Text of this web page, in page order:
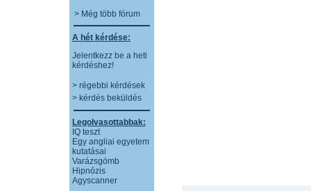
> Még több fórum
A hét kérdése:
Jelentkezz be a heti
kérdéshez!
> régebbi kérdések
> kérdés beküldés
Legolvasottabbak:
IQ teszt
Egy angliai egyetem
kutatásai
Varázsgömb
Hipnózis
Agyscanner